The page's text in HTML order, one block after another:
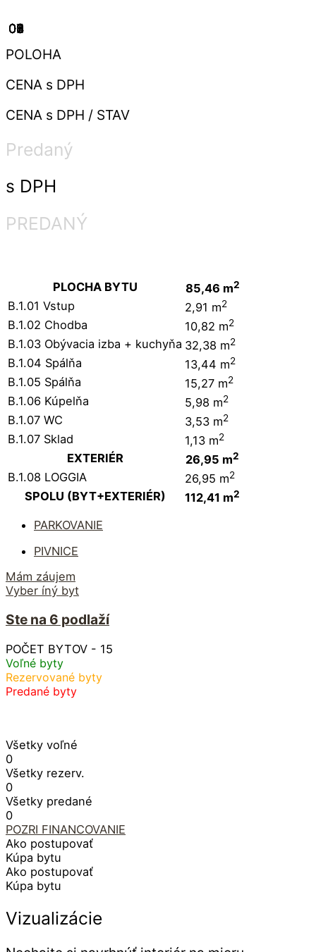
01
02
03
04
05
06
07
08
09
POLOHA
CENA s DPH
CENA s DPH / STAV
Predaný
s DPH
PREDANÝ
PLOCHA BYTU 85,46 m2
SPOLU (BYT+EXTERIÉR) 112,41 m2
B.1.01 Vstup 2,91 m2
B.1.02 Chodba 10,82 m2
B.1.03 Obývacia izba + kuchyňa 32,38 m2
B.1.04 Spálňa 13,44 m2
B.1.05 Spálňa 15,27 m2
B.1.06 Kúpelňa 5,98 m2
B.1.07 WC 3,53 m2
B.1.07 Sklad 1,13 m2
EXTERIÉR 26,95 m2
B.1.08 LOGGIA 26,95 m2
PARKOVANIE
PIVNICE
Mám záujem
Vyber íný byt
Ste na 6 podlaží
POČET BYTOV - 15
Voľné byty
Rezervované byty
Predané byty
Všetky voľné
0
Všetky rezerv.
0
Všetky predané
0
POZRI FINANCOVANIE
Ako postupovať
Kúpa bytu
Ako postupovať
Kúpa bytu
Vizualizácie